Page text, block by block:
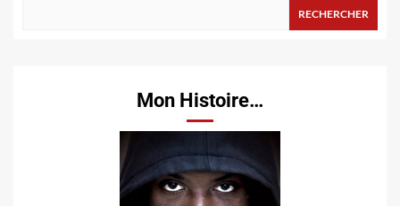
RECHERCHER
Mon Histoire…